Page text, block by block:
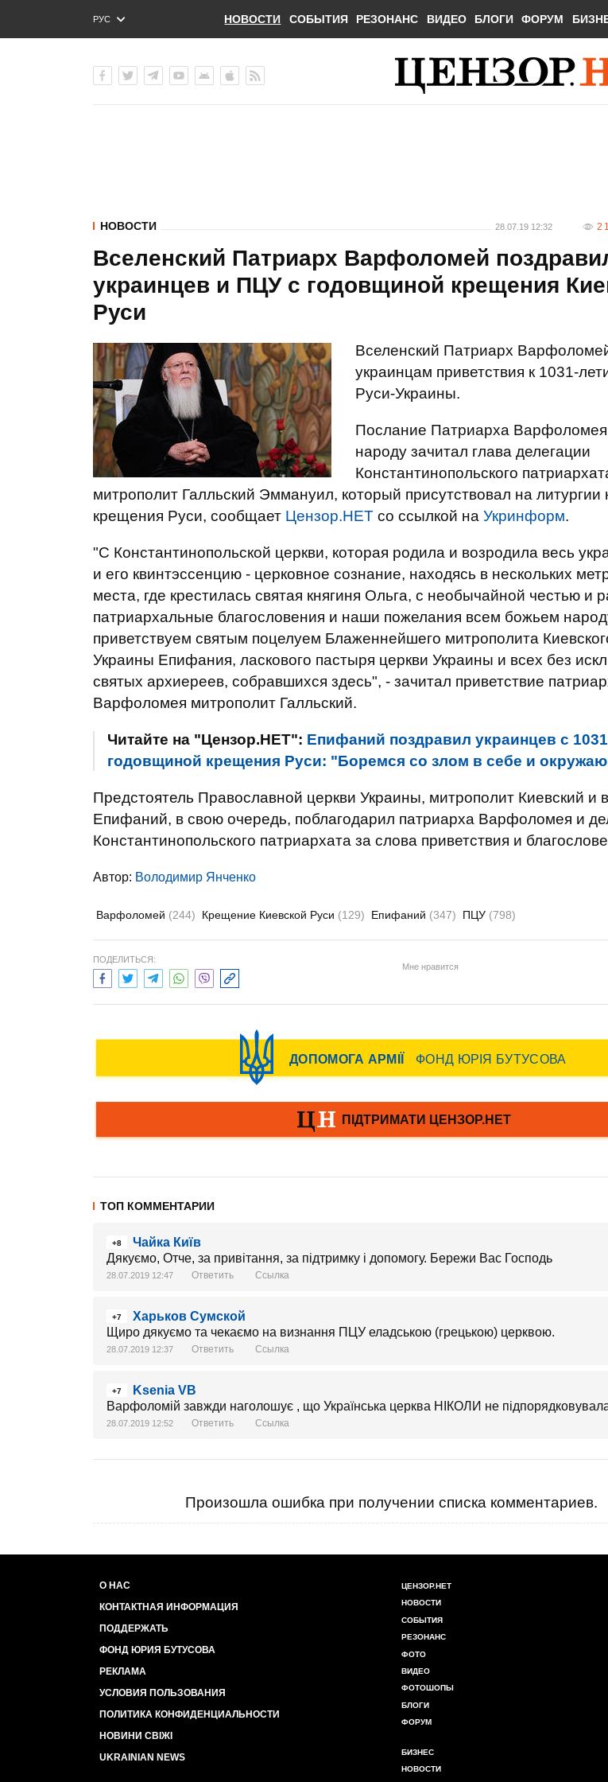
РУС
ENG
НОВОСТИ СОБЫТИЯ РЕЗОНАНС ВИДЕО БЛОГИ ФОРУМ
НОВОСТИ 28.07.19 12:32 2
Вселенский Патриарх Варфоломей
украинцев и ПЦУ с годовщиной крещения
Руси
Вселенский Патриарх
украинцам приветствия к 1031-
Руси-Украины.
Послание Патриарха Варфоломея
народу зачитал глава делегации
Константинопольского
митрополит Галльский Эммануил, который присутствовал на литургии
крещения Руси, сообщает Цензор.НЕТ со ссылкой на Укринформ.
"С Константинопольской церкви, которая родила и возродила весь
и его квинтэссенцию - церковное сознание, находясь в нескольких
места, где крестилась святая княгиня Ольга, с необычайной честью и
патриархальные благословения и наши пожелания всем божьем
приветствуем святым поцелуем Блаженнейшего митрополита
Украины Епифания, ласкового пастыря церкви Украины и всех без
святых архиереев, собравшихся здесь", - зачитал приветствие
Варфоломея митрополит Галльский.
Читайте на "Цензор.НЕТ": Епифаний поздравил украинцев с
годовщиной крещения Руси: "Боремся со злом в себе и
Предстоятель Православной церкви Украины, митрополит Киевский и
Епифаний, в свою очередь, поблагодарил патриарха Варфоломея и
Константинопольского патриархата за слова приветствия и
Автор: Володимир Янченко
Варфоломей (244) Крещение Киевской Руси (129) Епифаний (347) ПЦУ (798)
ПОДЕЛИТЬСЯ:
Мне нравится
ТОП КОММЕНТАРИИ
+8
Чайка Київ
Дякуємо, Отче, за привітання, за підтримку і допомогу. Бережи Вас Господь
28.07.2019 12:47 Ответить Ссылка
+7
Харьков Сумской
Щиро дякуємо та чекаємо на визнання ПЦУ еладською (грецькою) церквою.
28.07.2019 12:37 Ответить Ссылка
+7
Ksenia VB
Варфоломій завжди наголошує , що Українська церква НІКОЛИ не
28.07.2019 12:52 Ответить Ссылка
Произошла ошибка при получении списка комментариев.
О НАС
КОНТАКТНАЯ ИНФОРМАЦИЯ
ПОДДЕРЖАТЬ
ФОНД ЮРИЯ БУТУСОВА
РЕКЛАМА
УСЛОВИЯ ПОЛЬЗОВАНИЯ
ПОЛИТИКА КОНФИДЕНЦИАЛЬНОСТИ
НОВИНИ СВІЖІ
UKRAINIAN NEWS
ЦЕНЗОР.НЕТ
НОВОСТИ
СОБЫТИЯ
РЕЗОНАНС
ФОТО
ВИДЕО
ФОТОШОПЫ
БЛОГИ
ФОРУМ
БИЗНЕС
НОВОСТИ